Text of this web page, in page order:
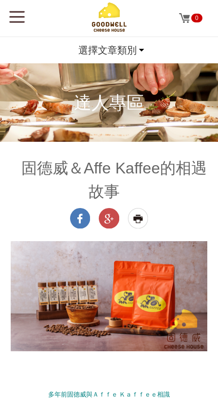
0
達人專區
選擇文章類別
固德威＆Affe Kaffee的相遇
故事
多年前固德威與Ａｆｆｅ Ｋａｆｆｅｅ相識